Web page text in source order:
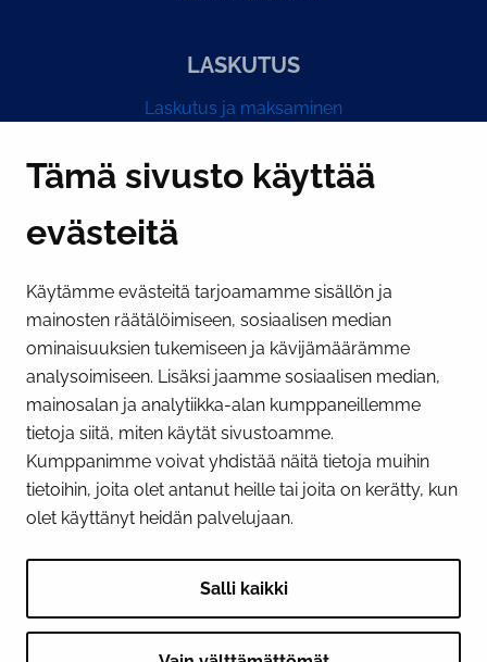
Tämä sivusto käyttää
evästeitä
Käytämme evästeitä tarjoamamme sisällön ja
mainosten räätälöimiseen, sosiaalisen median
ominaisuuksien tukemiseen ja kävijämäärämme
analysoimiseen. Lisäksi jaamme sosiaalisen median,
mainosalan ja analytiikka-alan kumppaneillemme
tietoja siitä, miten käytät sivustoamme.
Kumppanimme voivat yhdistää näitä tietoja muihin
tietoihin, joita olet antanut heille tai joita on kerätty, kun
olet käyttänyt heidän palvelujaan.
Salli kaikki
LASKUTUS
Laskutus ja maksaminen
PI­KA­LINK­KE­JÄ
Näytä evästeasetukseni
SOSIAALINEN MEDIA
Facebook InstagramYouTube